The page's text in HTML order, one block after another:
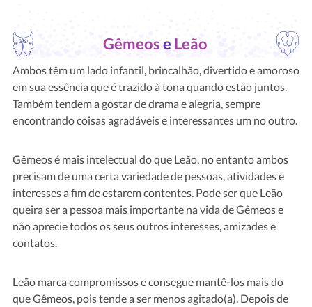
Gêmeose Leão
Ambos têm um lado infantil, brincalhão, divertido e amoroso
em sua essência que é trazido à tona quando estão juntos.
Também tendem a gostar de drama e alegria, sempre
encontrando coisas agradáveis e interessantes um no outro.
Gêmeos é mais intelectual do que Leão, no entanto ambos
precisam de uma certa variedade de pessoas, atividades e
interesses a fim de estarem contentes. Pode ser que Leão
queira ser a pessoa mais importante na vida de Gêmeos e
não aprecie todos os seus outros interesses, amizades e
contatos.
Leão marca compromissos e consegue mantê-los mais do
que Gêmeos, pois tende a ser menos agitado(a). Depois de